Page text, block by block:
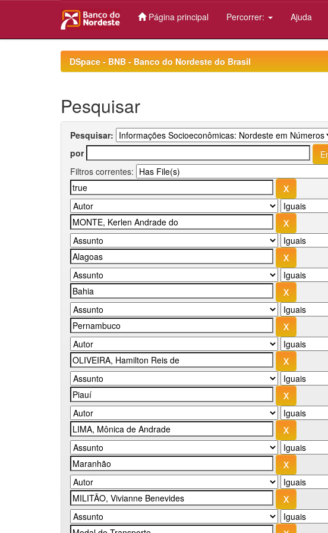
Página principal Percorrer: Ajuda
DSpace - BNB - Banco do Nordeste do Brasil
Pesquisar
Pesquisar:
por
Filtros correntes: